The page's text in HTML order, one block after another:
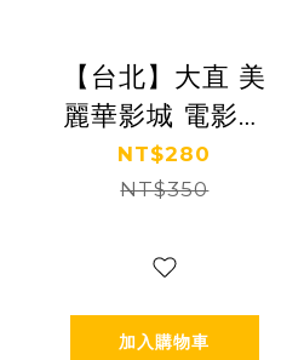
【台北】大直 美
麗華影城 電影優
惠票
NT$280
NT$350
加入購物車